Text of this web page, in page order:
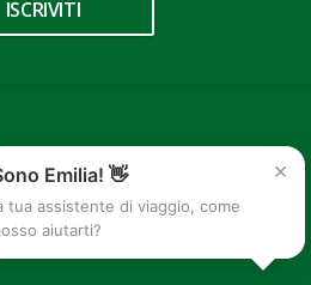
ISCRIVITI
×
Emilia! 👋
tua assistente di viaggio, come
aiutarti?